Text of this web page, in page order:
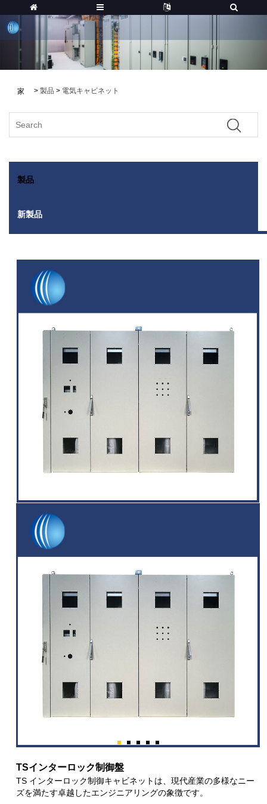
家 > 製品 > 電気キャビネット
製品
新製品
TSインターロック制御盤
TS インターロック制御キャビネットは、現代産業の多様なニー
ズを満たす卓越したエンジニアリングの象徴です。